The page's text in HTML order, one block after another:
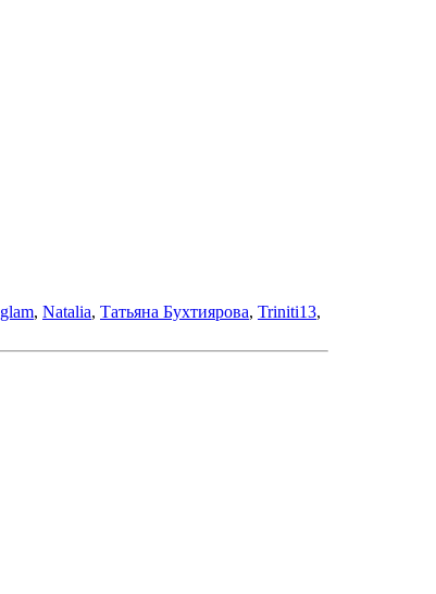
glam, Nataliа, Татьяна Бухтиярова, Triniti13,